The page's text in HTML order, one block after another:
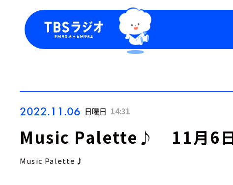
Podcast
2022.11.06 日曜日 14:31
Music Palette♪ 11月6日
Music Palette♪